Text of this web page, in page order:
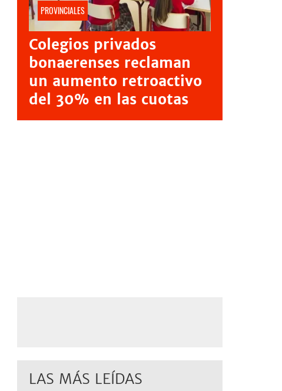
PROVINCIALES
Colegios privados
bonaerenses reclaman
un aumento retroactivo
del 30% en las cuotas
LAS MÁS LEÍDAS